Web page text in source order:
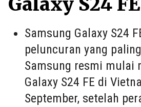
Samsung Galaxy S24
peluncuran yang
Samsung resmi mulai
Galaxy S24 FE di
September, setelah